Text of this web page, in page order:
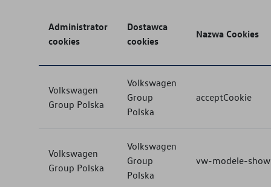
Administrator
cookies
Dostawca
cookies
Nazwa Cookies
Volkswagen
Group Polska
Volkswagen
Group
Polska
acceptCookie
Volkswagen
Group Polska
Volkswagen
Group
Polska
vw-modele-